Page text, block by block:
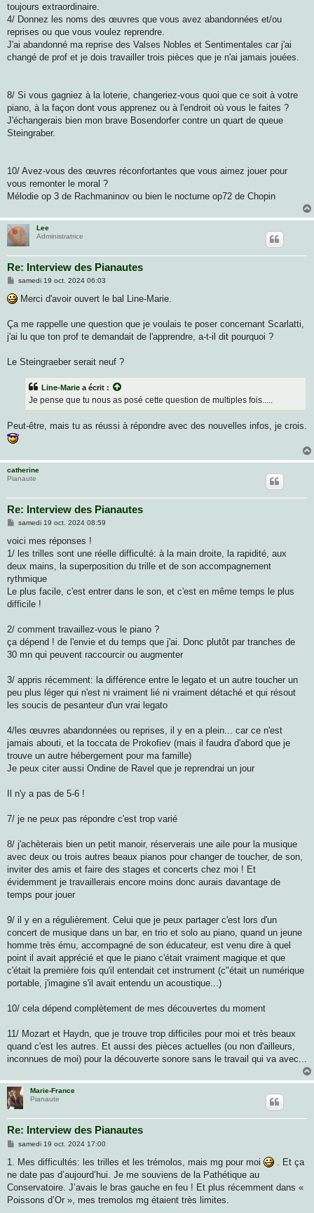
toujours extraordinaire.
4/ Donnez les noms des œuvres que vous avez abandonnées et/ou
reprises ou que vous voulez reprendre.
J'ai abandonné ma reprise des Valses Nobles et Sentimentales car j'ai
changé de prof et je dois travailler trois pièces que je n'ai jamais jouées.
8/ Si vous gagniez à la loterie, changeriez-vous quoi que ce soit à votre
piano, à la façon dont vous apprenez ou à l'endroit où vous le faites ?
J'échangerais bien mon brave Bosendorfer contre un quart de queue
Steingraber.
10/ Avez-vous des œuvres réconfortantes que vous aimez jouer pour
vous remonter le moral ?
Mélodie op 3 de Rachmaninov ou bien le nocturne op72 de Chopin
Lee
Administratrice
Re: Interview des Pianautes
M
s
s
g
samedi 19 oct. 2024 06:03
Merci d'avoir ouvert le bal Line-Marie.
Ça me rappelle une question que je voulais te poser concernant Scarlatti,
j'ai lu que ton prof te demandait de l'apprendre, a-t-il dit pourquoi ?
Le Steingraeber serait neuf ?
Line-Marie a écrit :
Je pense que tu nous as posé cette question de multiples fois.....
Peut-être, mais tu as réussi à répondre avec des nouvelles infos, je crois.
catherine
Pianaute
Re: Interview des Pianautes
M
s
a
g
samedi 19 oct. 2024 08:59
voici mes réponses !
1/ les trilles sont une réelle difficulté: à la main droite, la rapidité, aux
deux mains, la superposition du trille et de son accompagnement
rythmique
Le plus facile, c'est entrer dans le son, et c'est en même temps le plus
difficile !
2/ comment travaillez-vous le piano ?
ça dépend ! de l'envie et du temps que j'ai. Donc plutôt par tranches de
30 mn qui peuvent raccourcir ou augmenter
3/ appris récemment: la différence entre le legato et un autre toucher un
peu plus léger qui n'est ni vraiment lié ni vraiment détaché et qui résout
les soucis de pesanteur d'un vrai legato
4/les œuvres abandonnées ou reprises, il y en a plein... car ce n'est
jamais abouti, et la toccata de Prokofiev (mais il faudra d'abord que je
trouve un autre hébergement pour ma famille)
Je peux citer aussi Ondine de Ravel que je reprendrai un jour
Il n'y a pas de 5-6 !
7/ je ne peux pas répondre c'est trop varié
8/ j'achèterais bien un petit manoir, réserverais une aile pour la musique
avec deux ou trois autres beaux pianos pour changer de toucher, de son,
inviter des amis et faire des stages et concerts chez moi ! Et
évidemment je travaillerais encore moins donc aurais davantage de
temps pour jouer
9/ il y en a régulièrement. Celui que je peux partager c'est lors d'un
concert de musique dans un bar, en trio et solo au piano, quand un jeune
homme très ému, accompagné de son éducateur, est venu dire à quel
point il avait apprécié et que le piano c'était vraiment magique et que
c'était la première fois qu'il entendait cet instrument (c"était un numérique
portable, j'imagine s'il avait entendu un acoustique...)
10/ cela dépend complètement de mes découvertes du moment
11/ Mozart et Haydn, que je trouve trop difficiles pour moi et très beaux
quand c'est les autres. Et aussi des pièces actuelles (ou non d'ailleurs,
inconnues de moi) pour la découverte sonore sans le travail qui va avec...
Marie-France
Pianaute
Re: Interview des Pianautes
M
s
a
g
samedi 19 oct. 2024 17:00
1. Mes difficultés: les trilles et les trémolos, mais mg pour moi
. Et ça
ne date pas d’aujourd’hui. Je me souviens de la Pathétique au
Conservatoire. J’avais le bras gauche en feu ! Et plus récemment dans «
Poissons d’Or », mes tremolos mg étaient très limites.